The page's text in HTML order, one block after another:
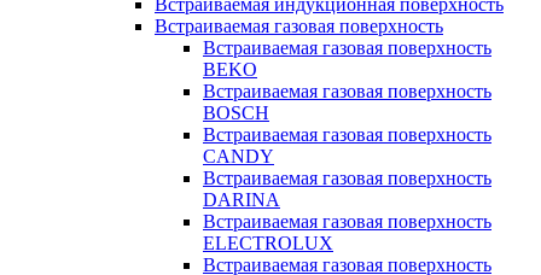
Встраиваемая индукционная поверхность
Встраиваемая газовая поверхность
Встраиваемая газовая поверхность
BEKO
Встраиваемая газовая поверхность
BOSCH
Встраиваемая газовая поверхность
CANDY
Встраиваемая газовая поверхность
DARINA
Встраиваемая газовая поверхность
ELECTROLUX
Встраиваемая газовая поверхность